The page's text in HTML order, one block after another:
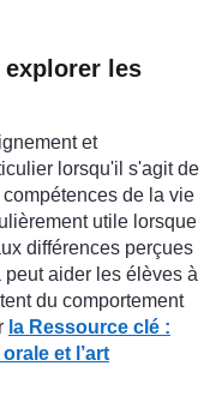
les
et
lorsqu'il s'agit de
de la vie
utile lorsque
différences perçues
aider les élèves à
du comportement
la Ressource clé :
et l’art